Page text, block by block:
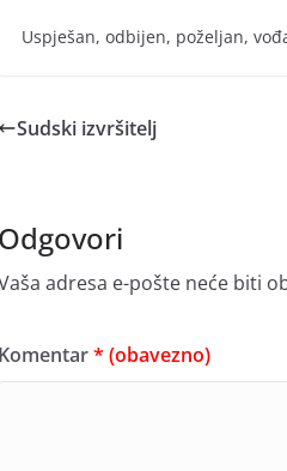
Uspješan, odbijen, poželjan,
Sudski izvršitelj
Odgovori
adresa e-pošte neće biti
Komentar* (obavezno)